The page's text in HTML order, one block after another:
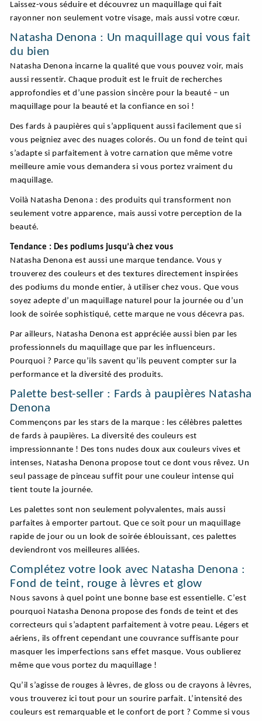
Laissez-vous séduire et découvrez un maquillage qui fait
rayonner non seulement votre visage, mais aussi votre cœur.
Natasha Denona : Un maquillage qui vous fait
du bien
Natasha Denona incarne la qualité que vous pouvez voir, mais
aussi ressentir. Chaque produit est le fruit de recherches
approfondies et d’une passion sincère pour la beauté – un
maquillage pour la beauté et la confiance en soi !
Des fards à paupières qui s’appliquent aussi facilement que si
vous peigniez avec des nuages colorés. Ou un fond de teint qui
s’adapte si parfaitement à votre carnation que même votre
meilleure amie vous demandera si vous portez vraiment du
maquillage.
Voilà Natasha Denona : des produits qui transforment non
seulement votre apparence, mais aussi votre perception de la
beauté.
Tendance : Des podiums jusqu’à chez vous
Natasha Denona est aussi une marque tendance. Vous y
trouverez des couleurs et des textures directement inspirées
des podiums du monde entier, à utiliser chez vous. Que vous
soyez adepte d’un maquillage naturel pour la journée ou d’un
look de soirée sophistiqué, cette marque ne vous décevra pas.
Par ailleurs, Natasha Denona est appréciée aussi bien par les
professionnels du maquillage que par les influenceurs.
Pourquoi ? Parce qu’ils savent qu’ils peuvent compter sur la
performance et la diversité des produits.
Palette best-seller : Fards à paupières Natasha
Denona
Commençons par les stars de la marque : les célèbres palettes
de fards à paupières. La diversité des couleurs est
impressionnante ! Des tons nudes doux aux couleurs vives et
intenses, Natasha Denona propose tout ce dont vous rêvez. Un
seul passage de pinceau suffit pour une couleur intense qui
tient toute la journée.
Les palettes sont non seulement polyvalentes, mais aussi
parfaites à emporter partout. Que ce soit pour un maquillage
rapide de jour ou un look de soirée éblouissant, ces palettes
deviendront vos meilleures alliées.
Complétez votre look avec Natasha Denona :
Fond de teint, rouge à lèvres et glow
Nous savons à quel point une bonne base est essentielle. C’est
pourquoi Natasha Denona propose des fonds de teint et des
correcteurs qui s’adaptent parfaitement à votre peau. Légers et
aériens, ils offrent cependant une couvrance suffisante pour
masquer les imperfections sans effet masque. Vous oublierez
même que vous portez du maquillage !
Qu’il s’agisse de rouges à lèvres, de gloss ou de crayons à lèvres,
vous trouverez ici tout pour un sourire parfait. L’intensité des
couleurs est remarquable et le confort de port ? Comme si vous